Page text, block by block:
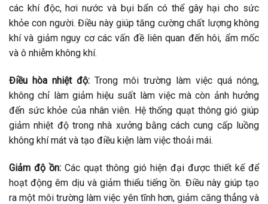
các khí độc, hơi nước và bụi bẩn có thể gây hại cho sức
khỏe con người. Điều này giúp tăng cường chất lượng không
khí và giảm nguy cơ các vấn đề liên quan đến hôi, ẩm mốc
và ô nhiễm không khí.
Điều hòa nhiệt độ:Trong môi trường làm việc quá nóng,
không chỉ làm giảm hiệu suất làm việc mà còn ảnh hưởng
đến sức khỏe của nhân viên. Hệ thống quạt thông gió giúp
giảm nhiệt độ trong nhà xưởng bằng cách cung cấp luồng
không khí mát và tạo điều kiện làm việc thoải mái.
Giảm độ ồn:Các quạt thông gió hiện đại được thiết kế để
hoạt động êm dịu và giảm thiểu tiếng ồn. Điều này giúp tạo
ra một môi trường làm việc yên tĩnh hơn, giảm căng thẳng và